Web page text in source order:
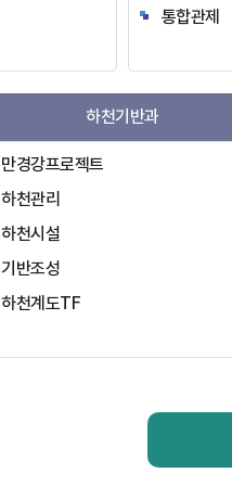
통합관제
하천기반과
만경강프로젝트
하천관리
하천시설
기반조성
하천계도TF